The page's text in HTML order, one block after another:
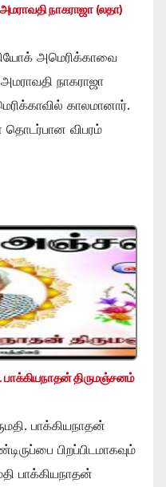
நாகராஜா (லதா)
அமெரிக்காவை
நாகராஜா
காலமானார்.
தொடர்பான விபரம்
பாக்கியநாதன் திருமஞ்சனம்
பாக்கியநாதன்
பிறப்பிடமாகவும்
பாக்கியநாதன்